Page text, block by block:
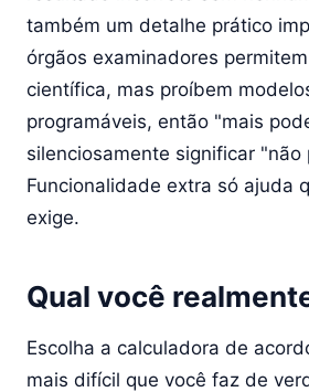
também um detalhe prático
órgãos examinadores
científica, mas proíbem
programáveis, então "mais
silenciosamente significar "não
Funcionalidade extra só ajuda
exige.
Qual você
Escolha a calculadora de
mais difícil que você faz de